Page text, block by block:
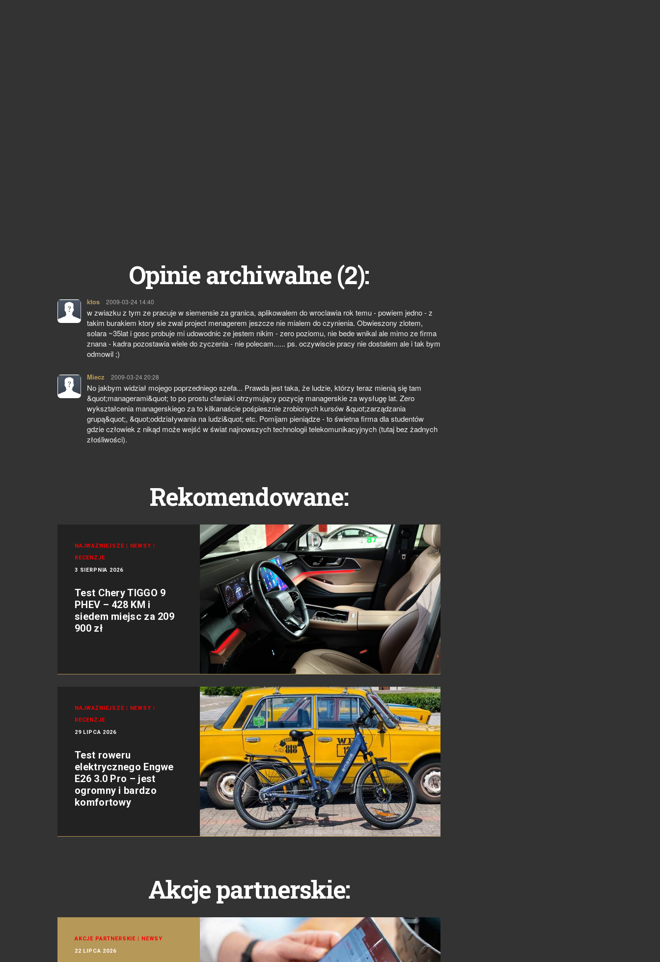
Opinie archiwalne (2):
ktos pisze:
2009-03-24 14:40
w zwiazku z tym ze pracuje w siemensie za granica, aplikowalem do wroclawia rok temu - powiem jedno - z
takim burakiem ktory sie zwal project menagerem jeszcze nie mialem do czynienia. Obwieszony zlotem,
solara ~35lat i gosc probuje mi udowodnic ze jestem nikim - zero poziomu, nie bede wnikal ale mimo ze firma
znana - kadra pozostawia wiele do zyczenia - nie polecam...... ps. oczywiscie pracy nie dostalem ale i tak bym
odmowil ;)
Miecz pisze:
2009-03-24 20:28
No jakbym widział mojego poprzedniego szefa... Prawda jest taka, że ludzie, którzy teraz mienią się tam
&quot;managerami&quot; to po prostu cfaniaki otrzymujący pozycję managerskie za wysługę lat. Zero
wykształcenia managerskiego za to kilkanaście pośpiesznie zrobionych kursów &quot;zarządzania
grupą&quot;, &quot;oddziaływania na ludzi&quot; etc. Pomijam pieniądze - to świetna firma dla studentów
gdzie człowiek z nikąd może wejść w świat najnowszych technologii telekomunikacyjnych (tutaj bez żadnych
złośliwości).
Rekomendowane:
NAJWAŻNIEJSZE | NEWSY |
RECENZJE
3 SIERPNIA 2026
Test Chery TIGGO 9
PHEV – 428 KM i
siedem miejsc za 209
900 zł
NAJWAŻNIEJSZE | NEWSY |
RECENZJE
29 LIPCA 2026
Test roweru
elektrycznego Engwe
E26 3.0 Pro – jest
ogromny i bardzo
komfortowy
Akcje partnerskie:
AKCJE PARTNERSKIE | NEWSY
22 LIPCA 2026